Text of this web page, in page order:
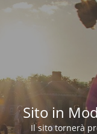
Sito in
Il sito tornerà